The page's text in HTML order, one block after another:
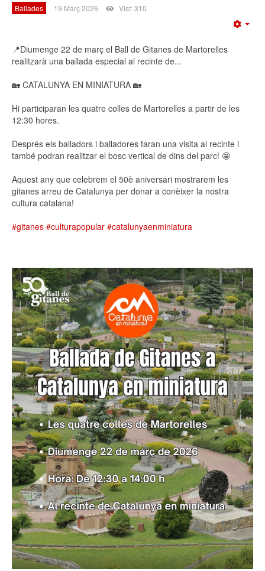
Ballades 19 Març 2026 Vist: 310
📍Diumenge 22 de març el Ball de Gitanes de Martorelles
realitzarà una ballada especial al recinte de...
🏡 CATALUNYA EN MINIATURA 🏡
Hi participaran les quatre colles de Martorelles a partir de les
12:30 hores.
Després els balladors i balladores faran una visita al recinte i
també podran realitzar el bosc vertical de dins del parc! 🤩
Aquest any que celebrem el 50è aniversari mostrarem les
gitanes arreu de Catalunya per donar a conèixer la nostra
cultura catalana!
#gitanes #culturapopular #catalunyaenminiatura